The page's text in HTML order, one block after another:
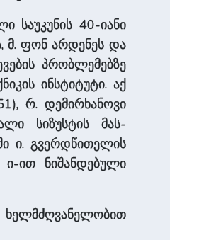
საუკუნის 40-იანი
მ. ფონ არდენეს და
პრობლემებზე
ინსტიტუტი. აქ
რ. დემირხანოვი
სიზუსტის მას-
ი. გვერდწითელის
ი-ით ნიშანდებული
ხელმძღვანელობით